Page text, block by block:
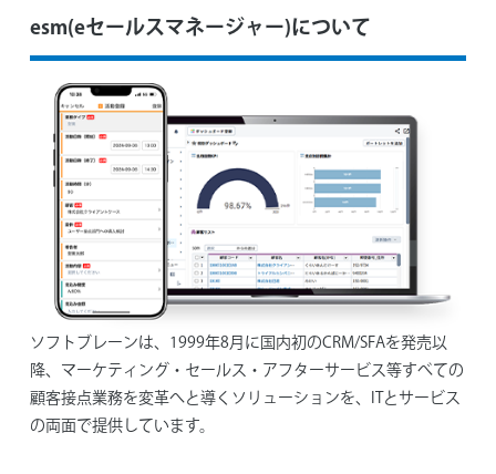
esm(eセールスマネージャー)について
ソフトブレーンは、1999年8月に国内初のCRM/SFAを発売以
降、マーケティング・セールス・アフターサービス等すべての
顧客接点業務を変革へと導くソリューションを、ITとサービス
の両面で提供しています。